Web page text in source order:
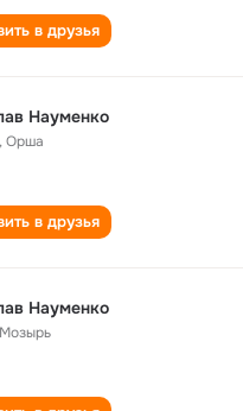
в друзья
Науменко
,Орша
в друзья
Науменко
Мозырь